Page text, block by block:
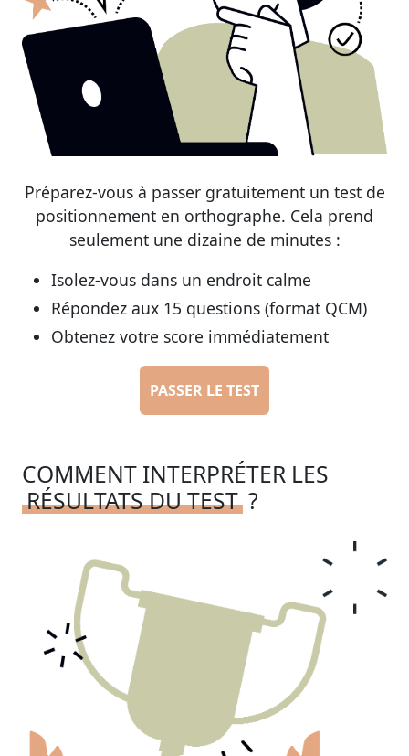
Préparez-vous à passer gratuitement un test de
positionnement en orthographe. Cela prend
seulement une dizaine de minutes :
Isolez-vous dans un endroit calme
Répondez aux 15 questions (format QCM)
Obtenez votre score immédiatement
PASSER LE TEST
COMMENT INTERPRÉTER LES
RÉSULTATS DU TEST ?